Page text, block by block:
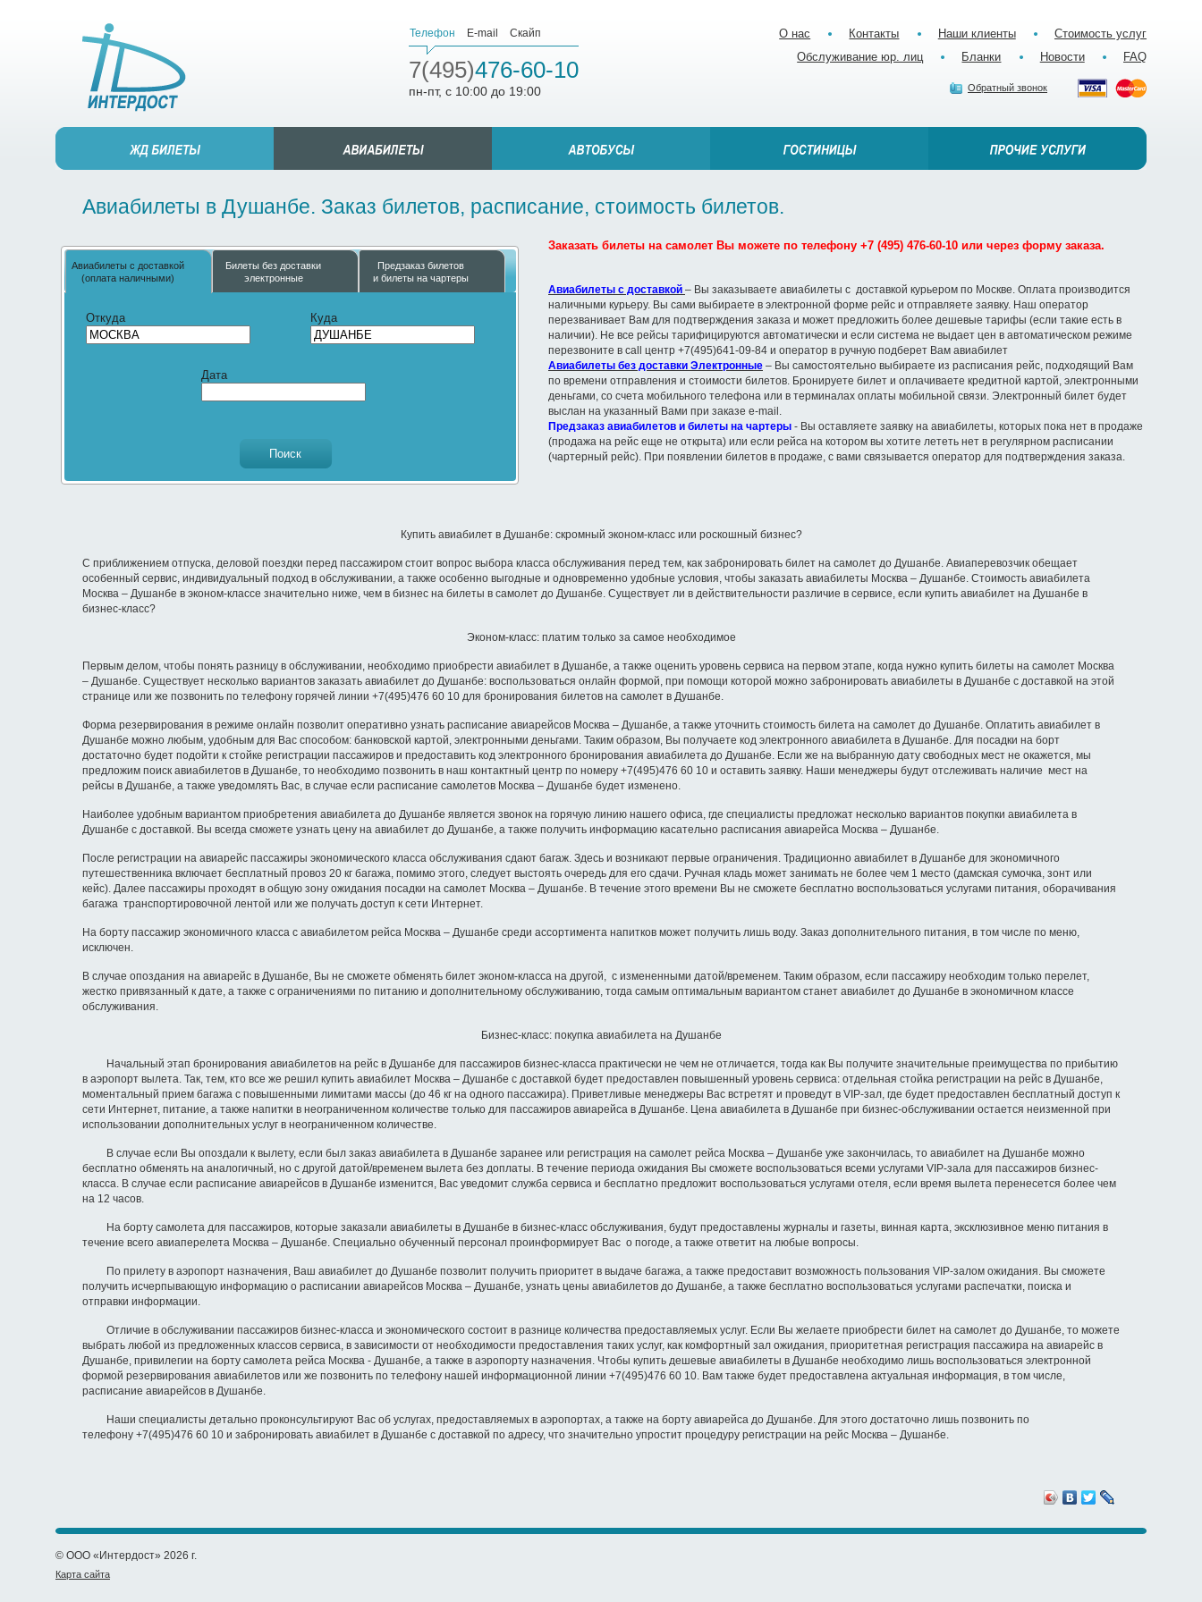
Телефон E-mail Скайп
7(495)476-60-10
пн-пт, с 10:00 до 19:00
О нас Контакты Наши клиенты
Стоимость услуг
Обслуживание юр. лиц
Бланки Новости FAQ
Обратный звонок
Авиабилеты в Душанбе. Заказ билетов, расписание, стоимость билетов.
Авиабилеты с доставкой
(оплата наличными)
Билеты без доставки
электронные
Предзаказ билетов
и билеты на чартеры
Откуда Куда
Дата
Заказать билеты на самолет Вы можете по телефону +7 (495) 476-60-10 или через форму заказа.
Авиабилеты с доставкой – Вы заказываете авиабилеты с доставкой курьером по Москве. Оплата производится
наличными курьеру. Вы сами выбираете в электронной форме рейс и отправляете заявку. Наш оператор
перезванивает Вам для подтверждения заказа и может предложить более дешевые тарифы (если такие есть в
наличии). Не все рейсы тарифицируются автоматически и если система не выдает цен в автоматическом режиме
перезвоните в call центр +7(495)641-09-84 и оператор в ручную подберет Вам авиабилет
Авиабилеты без доставки Электронные – Вы самостоятельно выбираете из расписания рейс, подходящий Вам
по времени отправления и стоимости билетов. Бронируете билет и оплачиваете кредитной картой, электронными
деньгами, со счета мобильного телефона или в терминалах оплаты мобильной связи. Электронный билет будет
выслан на указанный Вами при заказе e-mail.
Предзаказ авиабилетов и билеты на чартеры - Вы оставляете заявку на авиабилеты, которых пока нет в продаже
(продажа на рейс еще не открыта) или если рейса на котором вы хотите лететь нет в регулярном расписании
(чартерный рейс). При появлении билетов в продаже, с вами связывается оператор для подтверждения заказа.
Купить авиабилет в Душанбе: скромный эконом-класс или роскошный бизнес?
С приближением отпуска, деловой поездки перед пассажиром стоит вопрос выбора класса обслуживания перед тем, как забронировать билет на самолет до Душанбе. Авиаперевозчик обещает
особенный сервис, индивидуальный подход в обслуживании, а также особенно выгодные и одновременно удобные условия, чтобы заказать авиабилеты Москва – Душанбе. Стоимость авиабилета
Москва – Душанбе в эконом-классе значительно ниже, чем в бизнес на билеты в самолет до Душанбе. Существует ли в действительности различие в сервисе, если купить авиабилет на Душанбе в
бизнес-класс?
Эконом-класс: платим только за самое необходимое
Первым делом, чтобы понять разницу в обслуживании, необходимо приобрести авиабилет в Душанбе, а также оценить уровень сервиса на первом этапе, когда нужно купить билеты на самолет Москва
– Душанбе. Существует несколько вариантов заказать авиабилет до Душанбе: воспользоваться онлайн формой, при помощи которой можно забронировать авиабилеты в Душанбе с доставкой на этой
странице или же позвонить по телефону горячей линии +7(495)476 60 10 для бронирования билетов на самолет в Душанбе.
Форма резервирования в режиме онлайн позволит оперативно узнать расписание авиарейсов Москва – Душанбе, а также уточнить стоимость билета на самолет до Душанбе. Оплатить авиабилет в
Душанбе можно любым, удобным для Вас способом: банковской картой, электронными деньгами. Таким образом, Вы получаете код электронного авиабилета в Душанбе. Для посадки на борт
достаточно будет подойти к стойке регистрации пассажиров и предоставить код электронного бронирования авиабилета до Душанбе. Если же на выбранную дату свободных мест не окажется, мы
предложим поиск авиабилетов в Душанбе, то необходимо позвонить в наш контактный центр по номеру +7(495)476 60 10 и оставить заявку. Наши менеджеры будут отслеживать наличие мест на
рейсы в Душанбе, а также уведомлять Вас, в случае если расписание самолетов Москва – Душанбе будет изменено.
Наиболее удобным вариантом приобретения авиабилета до Душанбе является звонок на горячую линию нашего офиса, где специалисты предложат несколько вариантов покупки авиабилета в
Душанбе с доставкой. Вы всегда сможете узнать цену на авиабилет до Душанбе, а также получить информацию касательно расписания авиарейса Москва – Душанбе.
После регистрации на авиарейс пассажиры экономического класса обслуживания сдают багаж. Здесь и возникают первые ограничения. Традиционно авиабилет в Душанбе для экономичного
путешественника включает бесплатный провоз 20 кг багажа, помимо этого, следует выстоять очередь для его сдачи. Ручная кладь может занимать не более чем 1 место (дамская сумочка, зонт или
кейс). Далее пассажиры проходят в общую зону ожидания посадки на самолет Москва – Душанбе. В течение этого времени Вы не сможете бесплатно воспользоваться услугами питания, оборачивания
багажа транспортировочной лентой или же получать доступ к сети Интернет.
На борту пассажир экономичного класса с авиабилетом рейса Москва – Душанбе среди ассортимента напитков может получить лишь воду. Заказ дополнительного питания, в том числе по меню,
исключен.
В случае опоздания на авиарейс в Душанбе, Вы не сможете обменять билет эконом-класса на другой, с измененными датой/временем. Таким образом, если пассажиру необходим только перелет,
жестко привязанный к дате, а также с ограничениями по питанию и дополнительному обслуживанию, тогда самым оптимальным вариантом станет авиабилет до Душанбе в экономичном классе
обслуживания.
Бизнес-класс: покупка авиабилета на Душанбе
Начальный этап бронирования авиабилетов на рейс в Душанбе для пассажиров бизнес-класса практически не чем не отличается, тогда как Вы получите значительные преимущества по прибытию
в аэропорт вылета. Так, тем, кто все же решил купить авиабилет Москва – Душанбе с доставкой будет предоставлен повышенный уровень сервиса: отдельная стойка регистрации на рейс в Душанбе,
моментальный прием багажа с повышенными лимитами массы (до 46 кг на одного пассажира). Приветливые менеджеры Вас встретят и проведут в VIP-зал, где будет предоставлен бесплатный доступ к
сети Интернет, питание, а также напитки в неограниченном количестве только для пассажиров авиарейса в Душанбе. Цена авиабилета в Душанбе при бизнес-обслуживании остается неизменной при
использовании дополнительных услуг в неограниченном количестве.
В случае если Вы опоздали к вылету, если был заказ авиабилета в Душанбе заранее или регистрация на самолет рейса Москва – Душанбе уже закончилась, то авиабилет на Душанбе можно
бесплатно обменять на аналогичный, но с другой датой/временем вылета без доплаты. В течение периода ожидания Вы сможете воспользоваться всеми услугами VIP-зала для пассажиров бизнес-
класса. В случае если расписание авиарейсов в Душанбе изменится, Вас уведомит служба сервиса и бесплатно предложит воспользоваться услугами отеля, если время вылета перенесется более чем
на 12 часов.
На борту самолета для пассажиров, которые заказали авиабилеты в Душанбе в бизнес-класс обслуживания, будут предоставлены журналы и газеты, винная карта, эксклюзивное меню питания в
течение всего авиаперелета Москва – Душанбе. Специально обученный персонал проинформирует Вас о погоде, а также ответит на любые вопросы.
По прилету в аэропорт назначения, Ваш авиабилет до Душанбе позволит получить приоритет в выдаче багажа, а также предоставит возможность пользования VIP-залом ожидания. Вы сможете
получить исчерпывающую информацию о расписании авиарейсов Москва – Душанбе, узнать цены авиабилетов до Душанбе, а также бесплатно воспользоваться услугами распечатки, поиска и
отправки информации.
Отличие в обслуживании пассажиров бизнес-класса и экономического состоит в разнице количества предоставляемых услуг. Если Вы желаете приобрести билет на самолет до Душанбе, то можете
выбрать любой из предложенных классов сервиса, в зависимости от необходимости предоставления таких услуг, как комфортный зал ожидания, приоритетная регистрация пассажира на авиарейс в
Душанбе, привилегии на борту самолета рейса Москва - Душанбе, а также в аэропорту назначения. Чтобы купить дешевые авиабилеты в Душанбе необходимо лишь воспользоваться электронной
формой резервирования авиабилетов или же позвонить по телефону нашей информационной линии +7(495)476 60 10. Вам также будет предоставлена актуальная информация, в том числе,
расписание авиарейсов в Душанбе.
Наши специалисты детально проконсультируют Вас об услугах, предоставляемых в аэропортах, а также на борту авиарейса до Душанбе. Для этого достаточно лишь позвонить по
телефону +7(495)476 60 10 и забронировать авиабилет в Душанбе с доставкой по адресу, что значительно упростит процедуру регистрации на рейс Москва – Душанбе.
© ООО «Интердост» 2026 г.
Карта сайта